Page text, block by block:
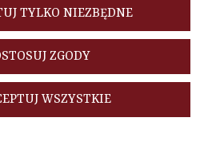
al. Jana Pawła
00-148
TYLKO NIEZBĘDNE
ZGODY
WSZYSTKIE